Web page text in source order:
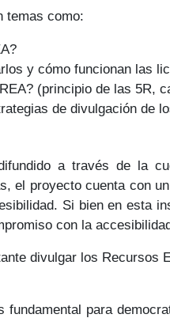
temas como:
y cómo funcionan las
(principio de las 5R,
de divulgación de
a través de la
el proyecto cuenta con
Si bien en esta
con la
divulgar los Recursos
fundamental para